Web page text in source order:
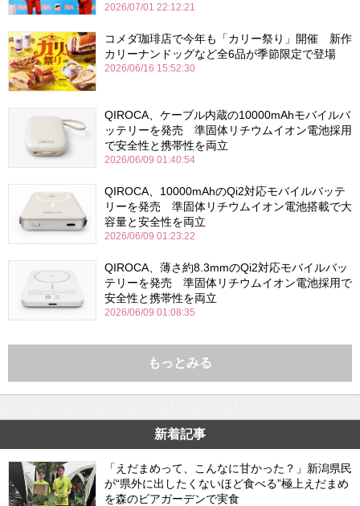
2026/07/01 22:12:21
コメダ珈琲店で今年も「カリー祭り」開催 新作
カリーナンドッグなど全6品が季節限定で登場
2026/06/16 15:52:30
QIROCA、ケーブル内蔵の10000mAhモバイルバ
ッテリーを発売 準固体リチウムイオン電池採用
で安全性と携帯性を両立
2026/06/09 01:40:54
QIROCA、10000mAhのQi2対応モバイルバッテ
リーを発売 準固体リチウムイオン電池搭載で大
容量と安全性を両立
2026/06/09 01:23:22
QIROCA、薄さ約8.3mmのQi2対応モバイルバッ
テリーを発売 準固体リチウムイオン電池採用で
安全性と携帯性を両立
2026/06/09 01:08:35
もっとみる
新着記事
「えだまめって、こんなに甘かった？」新潟県民
が“県外に出したくないほど食べる”極上えだまめ
を森のビアガーデンで実食